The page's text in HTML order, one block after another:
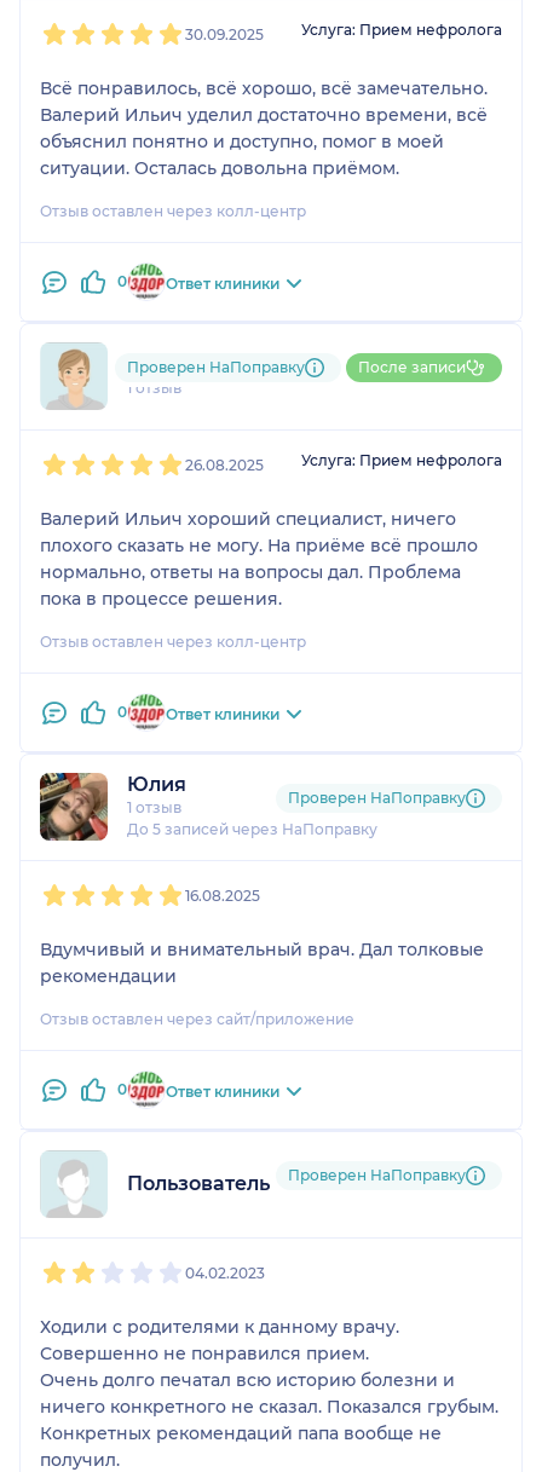
30.09.2025 Услуга: Прием нефролога
Всё понравилось, всё хорошо, всё замечательно.
Валерий Ильич уделил достаточно времени, всё
объяснил понятно и доступно, помог в моей
ситуации. Осталась довольна приёмом.
Отзыв оставлен через колл-центр
0 Ответ клиники
791....@....ru
1 отзыв
Проверен НаПоправку После записи
26.08.2025 Услуга: Прием нефролога
Валерий Ильич хороший специалист, ничего
плохого сказать не могу. На приёме всё прошло
нормально, ответы на вопросы дал. Проблема
пока в процессе решения.
Отзыв оставлен через колл-центр
0 Ответ клиники
Юлия
1 отзыв
До 5 записей через НаПоправку
Проверен НаПоправку
16.08.2025
Вдумчивый и внимательный врач. Дал толковые
рекомендации
Отзыв оставлен через сайт/приложение
0 Ответ клиники
Пользователь НаПоправку
Проверен НаПоправку
04.02.2023
Ходили с родителями к данному врачу.
Совершенно не понравился прием.
Очень долго печатал всю историю болезни и
ничего конкретного не сказал. Показался грубым.
Конкретных рекомендаций папа вообще не
получил.